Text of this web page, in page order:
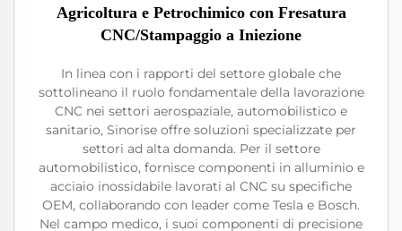
Agricoltura e Petrochimico con Fresatura
CNC/Stampaggio a Iniezione
In linea con i rapporti del settore globale che
sottolineano il ruolo fondamentale della lavorazione
CNC nei settori aerospaziale, automobilistico e
sanitario, Sinorise offre soluzioni specializzate per
settori ad alta domanda. Per il settore
automobilistico, fornisce componenti in alluminio e
acciaio inossidabile lavorati al CNC su specifiche
OEM, collaborando con leader come Tesla e Bosch.
Nel campo medico, i suoi componenti di precisione